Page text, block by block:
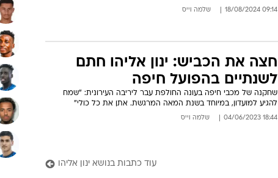
09:14 18/08/2024 שלמה וייס
חצה את הכביש: ינון אליהו חתם
לשנתיים בהפועל חיפה
שחקנה של מכבי חיפה בעונה החולפת עבר ליריבה העירונית: "שמח
להגיע למועדון, במיוחד בשנת המאה המרגשת. אתן את כל כולי"
18:44 04/06/2023 שלמה וייס
עוד כתבות בנושא ינון אליהו